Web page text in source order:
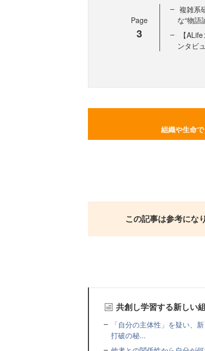
Page
3
複雑系
な“物語
【
ンタビ
組織や生命
この記事は参考にな
共創し学習する新しい
「自分の主体性」を疑い、
打破の秘...